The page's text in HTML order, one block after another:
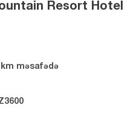
Resort Hotel
məsafədə